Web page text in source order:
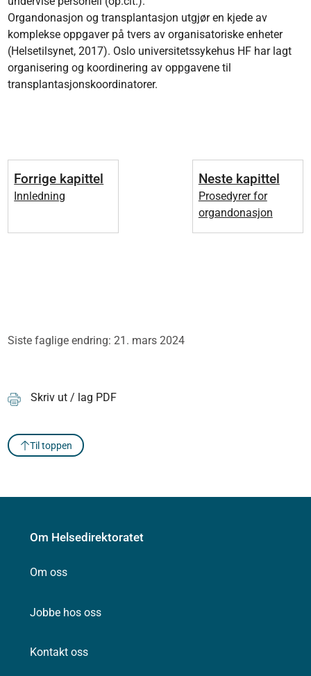
Organdonasjon og transplantasjon utgjør en kjede av
komplekse oppgaver på tvers av organisatoriske enheter
(Helsetilsynet, 2017). Oslo universitetssykehus HF har lagt
organisering og koordinering av oppgavene til
transplantasjonskoordinatorer.
Forrige kapittel
Innledning
Neste kapittel
Prosedyrer for
organdonasjon
Siste faglige endring: 21. mars 2024
Skriv ut / lag PDF
Til toppen
Om Helsedirektoratet
Om oss
Jobbe hos oss
Kontakt oss